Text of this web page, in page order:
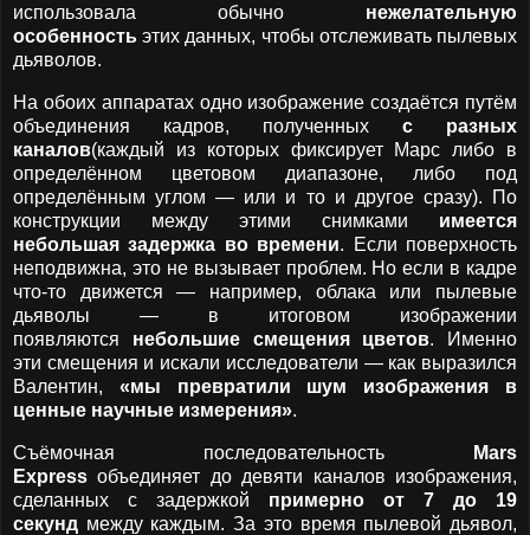
использовала обычно нежелательную
особенность этих данных, чтобы отслеживать пылевых
дьяволов.
На обоих аппаратах одно изображение создаётся путём
объединения кадров, полученных с разных
каналов(каждый из которых фиксирует Марс либо в
определённом цветовом диапазоне, либо под
определённым углом — или и то и другое сразу). По
конструкции между этими снимками имеется
небольшая задержка во времени. Если поверхность
неподвижна, это не вызывает проблем. Но если в кадре
что-то движется — например, облака или пылевые
дьяволы — в итоговом изображении
появляются небольшие смещения цветов. Именно
эти смещения и искали исследователи — как выразился
Валентин, «мы превратили шум изображения в
ценные научные измерения».
Съёмочная последовательность
Mars
Express объединяет до девяти каналов изображения,
сделанных с задержкой примерно от 7 до 19
секунд между каждым. За это время пылевой дьявол,